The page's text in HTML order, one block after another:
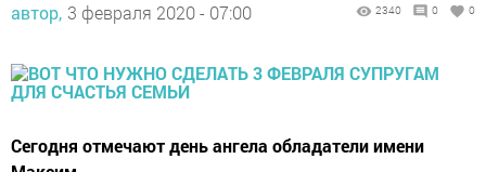
автор, 3 февраля 2020 - 07:00 2340 0 0
Сегодня отмечают день ангела обладатели имени